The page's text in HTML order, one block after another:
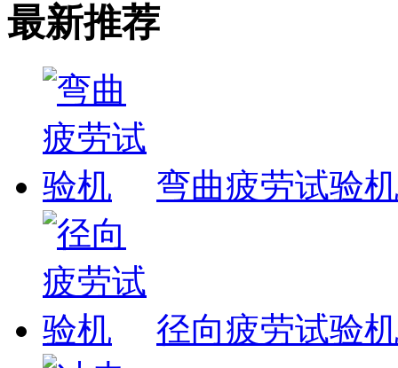
最新推荐
弯曲疲劳试验机
径向疲劳试验机